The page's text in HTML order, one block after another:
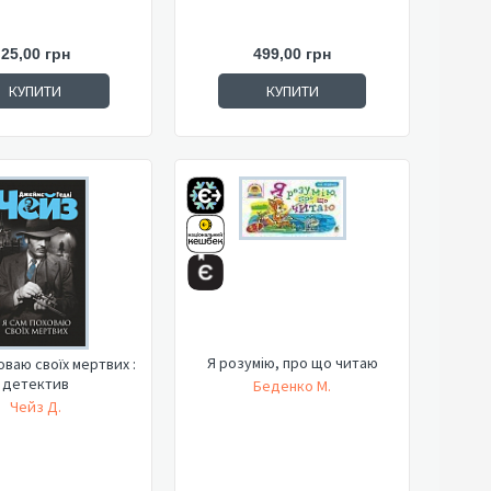
25,00 грн
КУПИТИ
499,00 грн
КУПИТИ
своїх мертвих :
детектив
Чейз Д.
Я розумію, про що читаю
Беденко М.